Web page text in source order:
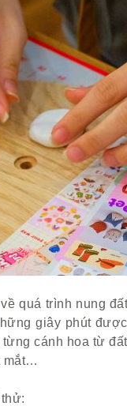
quá trình nung
giây phút
cánh hoa từ
mắt…